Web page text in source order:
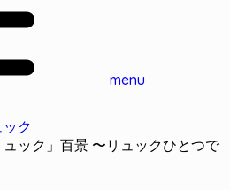
menu
ク
ュック」百景 〜リュックひとつで